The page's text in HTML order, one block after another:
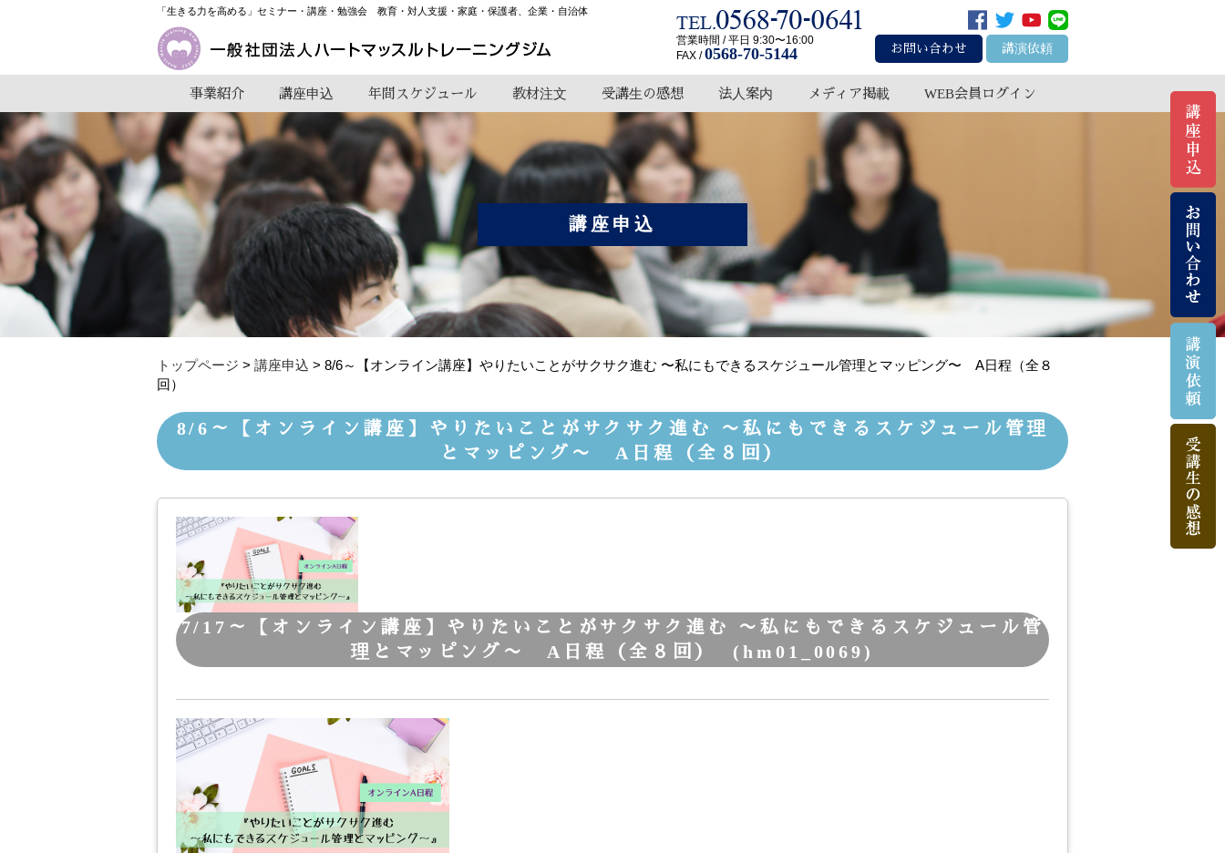
「生きる力を高める」セミナー・講座・勉強会 教育・対人支援・家庭・保護者、企業・自治体
営業時間 / 平日 9:30〜16:00
FAX /0568-70-5144 お問い合わせ 講演依頼
事業紹介 講座申込 年間スケジュール 教材注文 受講生の感想 法人案内 メディア掲載 WEB会員ログイン
講座申込
トップページ > 講座申込 > 8/6～【オンライン講座】やりたいことがサクサク進む 〜私にもできるスケジュール管理とマッピング〜 A日程（全８
回）
8/6～【オンライン講座】やりたいことがサクサク進む 〜私にもできるスケジュール管理
とマッピング〜 A日程（全８回）
7/17～【オンライン講座】やりたいことがサクサク進む 〜私にもできるスケジュール管
理とマッピング〜 A日程（全８回） (hm01_0069)